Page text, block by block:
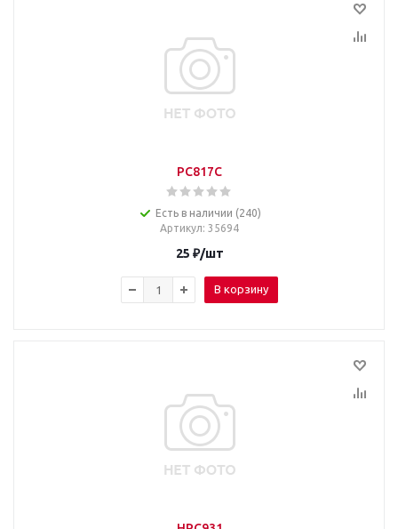
PC817C
Есть в наличии (240)
Артикул: 35694
25 ₽/шт
В корзину